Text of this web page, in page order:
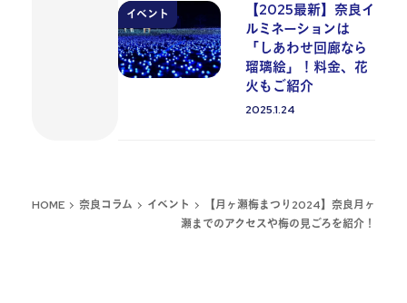
イベント
【2025最新】奈良イ
ルミネーションは
「しあわせ回廊なら
瑠璃絵」！料金、花
火もご紹介
投稿日
2025.1.24
HOME 奈良コラム イベント
【月ヶ瀬梅まつり2024】奈良月ヶ
瀬までのアクセスや梅の見ごろを紹介！